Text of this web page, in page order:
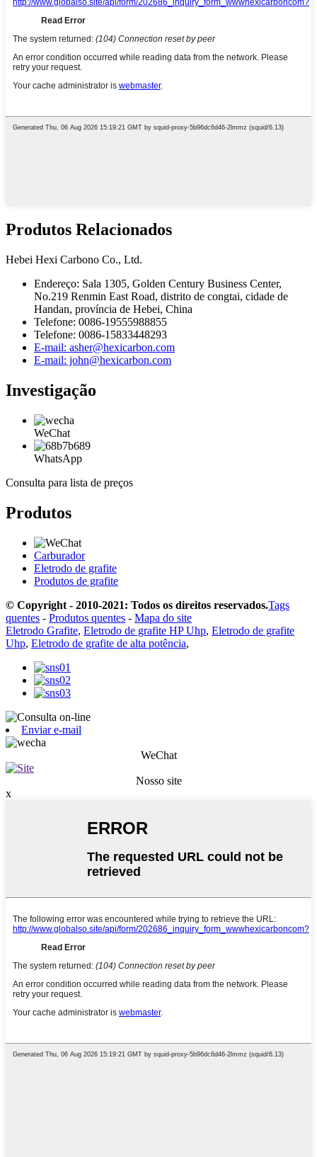
Produtos Relacionados
Hebei Hexi Carbono Co., Ltd.
Endereço: Sala 1305, Golden Century Business Center,
No.219 Renmin East Road, distrito de congtai, cidade de
Handan, província de Hebei, China
Telefone: 0086-19555988855
Telefone: 0086-15833448293
E-mail: asher@hexicarbon.com
E-mail: john@hexicarbon.com
Investigação
WeChat
WhatsApp
Consulta para lista de preços
Produtos
Carburador
Eletrodo de grafite
Produtos de grafite
© Copyright - 2010-2021: Todos os direitos reservados.Tags
quentes - Produtos quentes - Mapa do site
Eletrodo Grafite, Eletrodo de grafite HP Uhp, Eletrodo de grafite
Uhp, Eletrodo de grafite de alta potência,
Enviar e-mail
WeChat
Nosso site
x